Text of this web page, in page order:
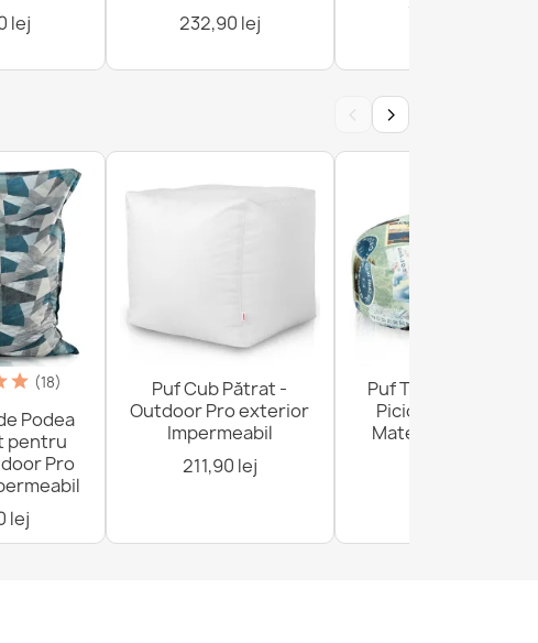
lej
232,90 lej
‹ ›
(18)
Podea
pentru
Pro
lej
Puf Cub Pătrat -
Outdoor Pro exterior
Impermeabil
211,90 lej
Puf Taburet Suport
Picioare Rotund -
Material Imprimeu